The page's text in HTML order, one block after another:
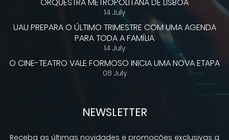
ORQUESTRA METROPOLITANA DE LISBOA
14 July
UAU PREPARA O ÚLTIMO TRIMESTRE COM UMA AGENDA
PARA TODA A FAMÍLIA
14 July
O CINE-TEATRO VALE FORMOSO INICIA UMA NOVA ETAPA
08 July
NEWSLETTER
Receba as últimas novidades e promoções exclusivas a